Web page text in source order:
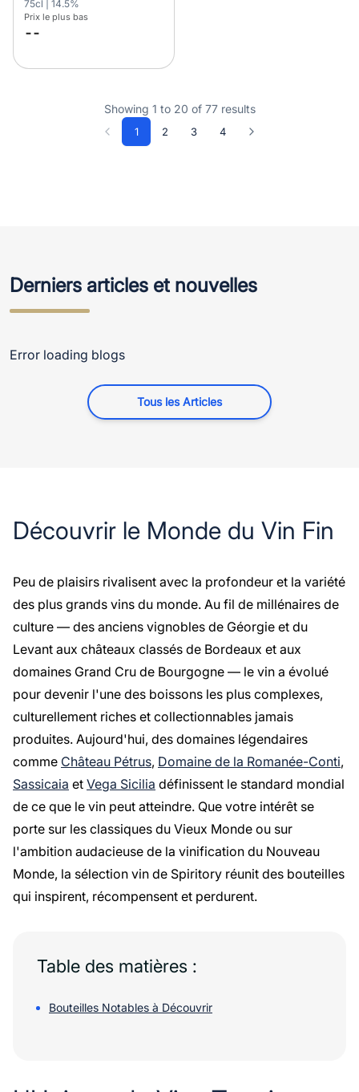
75cl | 14.5%
Prix le plus bas
--
Showing 1 to 20 of 77results
1 2 3 4
Derniers articles et nouvelles
Error loading blogs
Tous les Articles
Découvrir le Monde du Vin Fin
Peu de plaisirs rivalisent avec la profondeur et la variété
des plus grands vins du monde. Au fil de millénaires de
culture — des anciens vignobles de Géorgie et du
Levant aux châteaux classés de Bordeaux et aux
domaines Grand Cru de Bourgogne — le vin a évolué
pour devenir l'une des boissons les plus complexes,
culturellement riches et collectionnables jamais
produites. Aujourd'hui, des domaines légendaires
comme Château Pétrus, Domaine de la Romanée-Conti,
Sassicaia et Vega Sicilia définissent le standard mondial
de ce que le vin peut atteindre. Que votre intérêt se
porte sur les classiques du Vieux Monde ou sur
l'ambition audacieuse de la vinification du Nouveau
Monde, la sélection vin de Spiritory réunit des bouteilles
qui inspirent, récompensent et perdurent.
Table des matières :
Bouteilles Notables à Découvrir